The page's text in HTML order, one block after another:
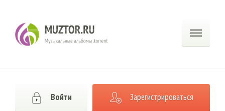
Войти Зарегистрироваться